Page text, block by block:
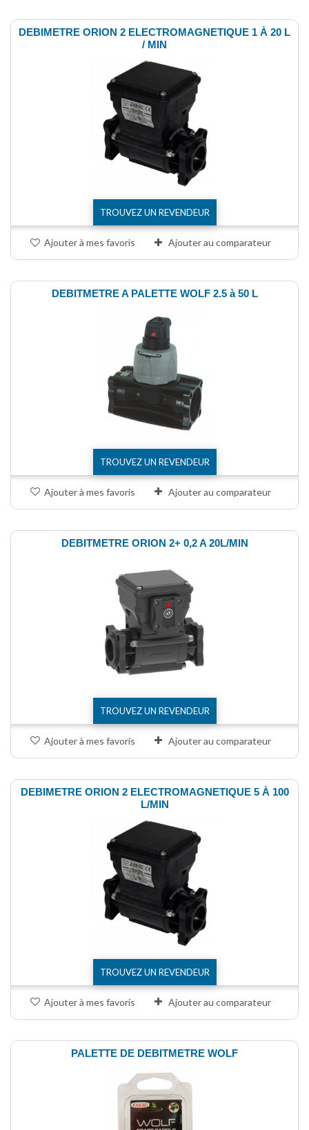
DEBIMETRE ORION 2 ELECTROMAGNETIQUE 1 À 20 L
/ MIN
TROUVEZ UN REVENDEUR
Ajouter à mes favoris Ajouter au comparateur
DEBITMETRE A PALETTE WOLF 2.5 à 50 L
TROUVEZ UN REVENDEUR
Ajouter à mes favoris Ajouter au comparateur
DEBITMETRE ORION 2+ 0,2 A 20L/MIN
TROUVEZ UN REVENDEUR
Ajouter à mes favoris Ajouter au comparateur
DEBIMETRE ORION 2 ELECTROMAGNETIQUE 5 À 100
L/MIN
TROUVEZ UN REVENDEUR
Ajouter à mes favoris Ajouter au comparateur
PALETTE DE DEBITMETRE WOLF